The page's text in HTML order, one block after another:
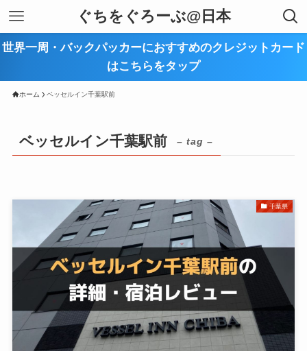
ぐちをぐろーぶ@日本
世界一周・バックパッカーにおすすめのクレジットカード
はこちらをタップ
ホーム ベッセルイン千葉駅前
ベッセルイン千葉駅前 – tag –
千葉県